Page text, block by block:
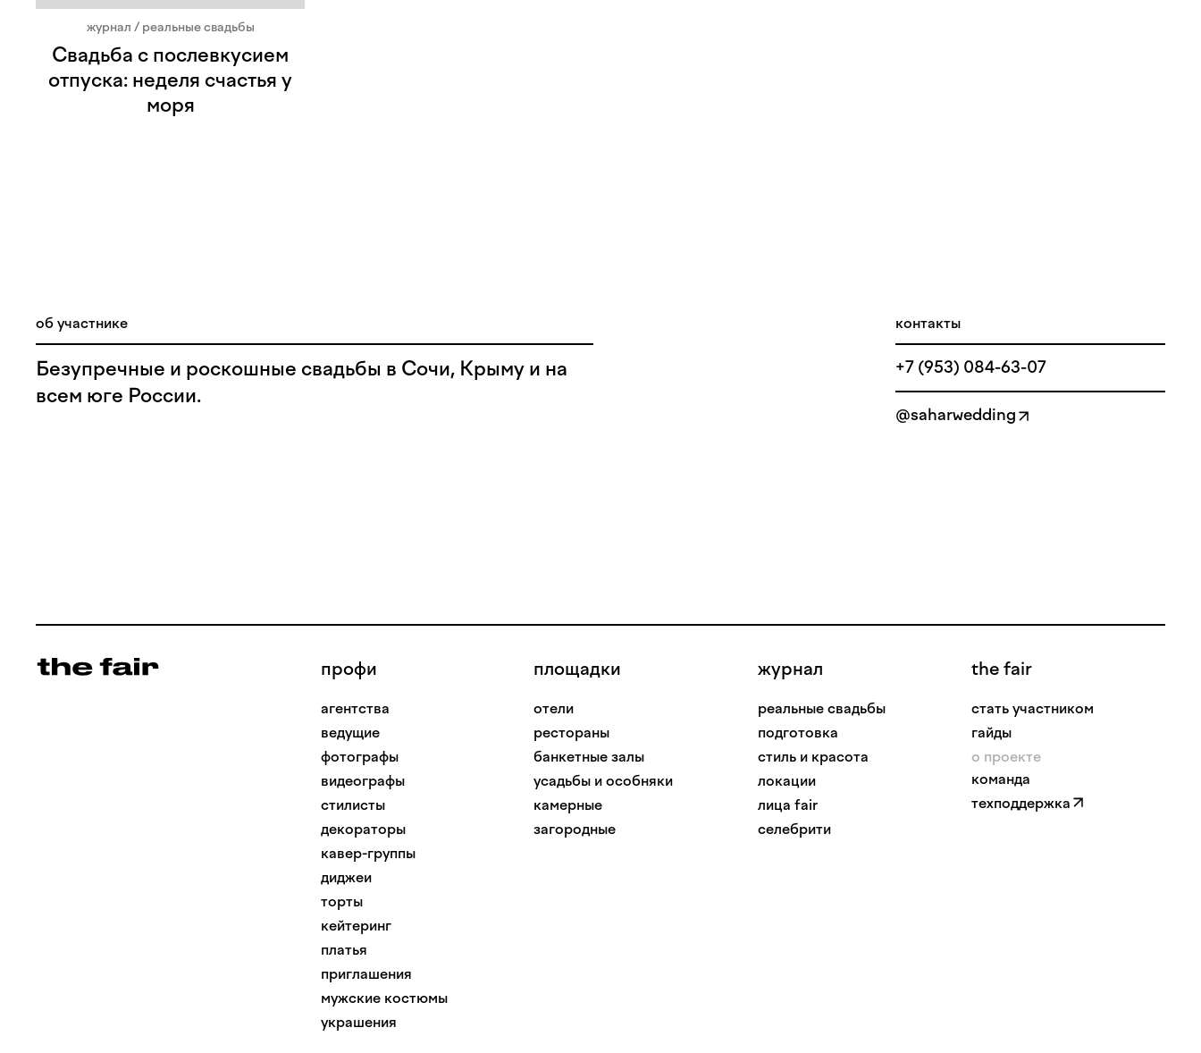
журнал / реальные свадьбы
Свадьба с послевкусием
отпуска: неделя счастья у
моря
об участнике
Безупречные и роскошные свадьбы в Сочи, Крыму и на
всем юге России.
контакты
+7 (953) 084-63-07
@saharwedding
профи
агентства
ведущие
фотографы
видеографы
стилисты
декораторы
кавер-группы
диджеи
торты
кейтеринг
платья
приглашения
мужские костюмы
украшения
площадки
отели
рестораны
банкетные залы
усадьбы и особняки
камерные
загородные
журнал
реальные свадьбы
подготовка
стиль и красота
локации
лица fair
селебрити
the fair
стать участником
гайды
о проекте
команда
техподдержка